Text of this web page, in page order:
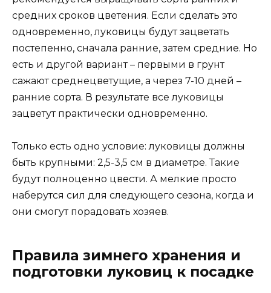
средних сроков цветения. Если сделать это
одновременно, луковицы будут зацветать
постепенно, сначала ранние, затем средние. Но
есть и другой вариант – первыми в грунт
сажают среднецветущие, а через 7-10 дней –
ранние сорта. В результате все луковицы
зацветут практически одновременно.
Только есть одно условие: луковицы должны
быть крупными: 2,5-3,5 см в диаметре. Такие
будут полноценно цвести. А мелкие просто
наберутся сил для следующего сезона, когда и
они смогут порадовать хозяев.
Правила зимнего хранения и
подготовки луковиц к посадке